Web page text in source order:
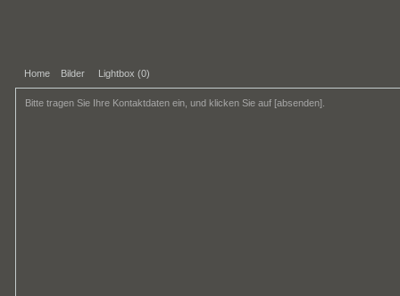
Home Bilder Lightbox (0)
Bitte tragen Sie Ihre Kontaktdaten ein, und klicken Sie auf [absenden].